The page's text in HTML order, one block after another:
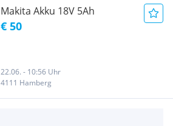
Makita Akku 18V 5Ah
€ 50
22.06. - 10:56 Uhr
4111 Hamberg